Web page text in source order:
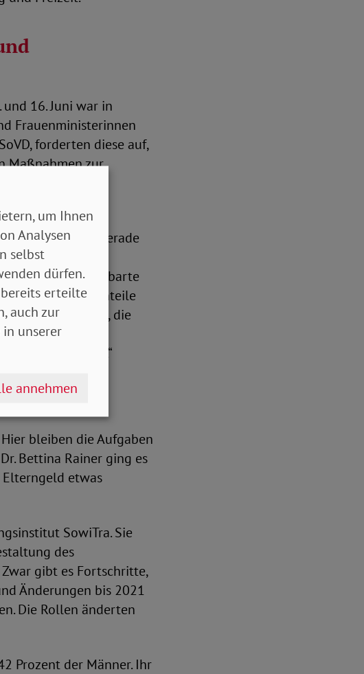
16. Juni war in
Frauenministerinnen
forderten diese auf,
Maßnahmen zur
die nötigen
müssen gerade
so das
müssen vereinbarte
zweite Elternteile
für Pflegezeiten, die
und die
kommen.“
bleiben die Aufgaben
Bettina Rainer ging es
Elterngeld etwas
SowiTra. Sie
des
gibt es Fortschritte,
Änderungen bis 2021
Die Rollen änderten
Prozent der Männer. Ihr
um Ihnen
Analysen
selbst
dürfen.
erteilte
auch zur
unserer
annehmen